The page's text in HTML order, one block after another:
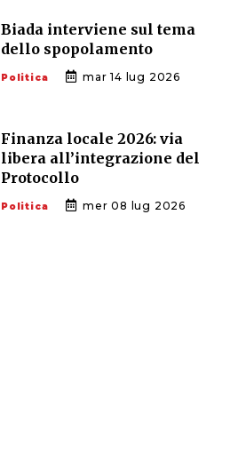
Biada interviene sul tema
dello spopolamento
Politica mar 14 lug 2026
Finanza locale 2026: via
libera all’integrazione del
Protocollo
Politica mer 08 lug 2026